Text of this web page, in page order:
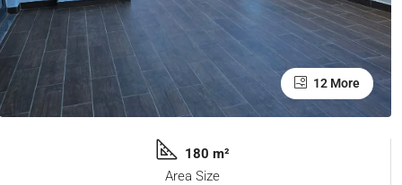
12 More
180 m²
Area Size